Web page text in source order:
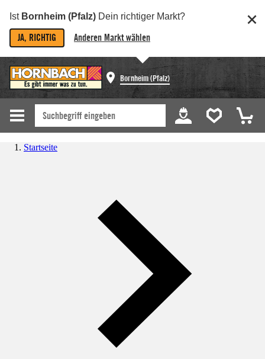
Ist Bornheim (Pfalz) Dein richtiger Markt?
JA, RICHTIG Anderen Markt wählen
Bornheim (Pfalz)
Startseite